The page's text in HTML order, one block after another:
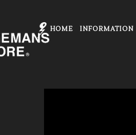
HOME INFORMATION